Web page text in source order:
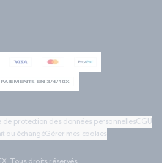
de protection des données personnellesCGU
ou échangéGérer mes cookies